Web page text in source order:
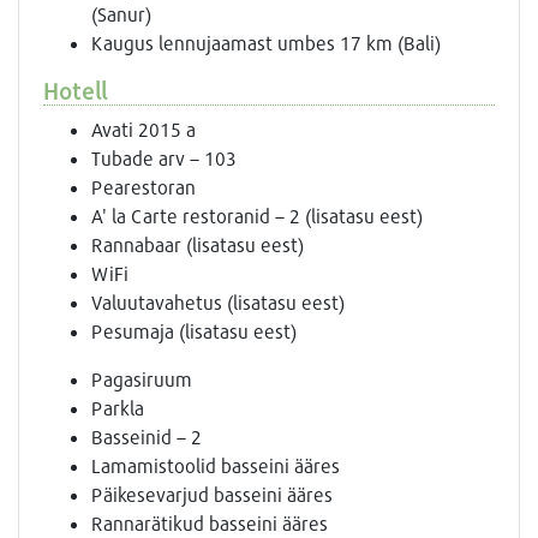
(Sanur)
Kaugus lennujaamast umbes 17 km (Bali)
Hotell
Avati 2015 a
Tubade arv – 103
Pearestoran
A' la Carte restoranid – 2 (lisatasu eest)
Rannabaar (lisatasu eest)
WiFi
Valuutavahetus (lisatasu eest)
Pesumaja (lisatasu eest)
Pagasiruum
Parkla
Basseinid – 2
Lamamistoolid basseini ääres
Päikesevarjud basseini ääres
Rannarätikud basseini ääres